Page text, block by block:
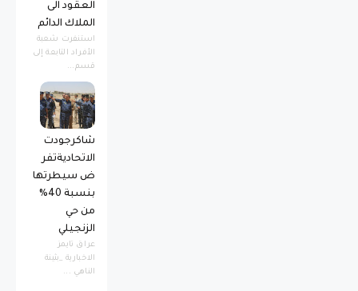
العقود الى
الملاك الدائم
استنفرت شعبة
الأفراد التابعة إلى
قسم...
شاكرجودت
الاتحاديةتفر
ض سيطرتها
بنسبة 40%
من حي
الزنجيلي
عراق تايمز
الاخبارية _بثينة
الناهي ...